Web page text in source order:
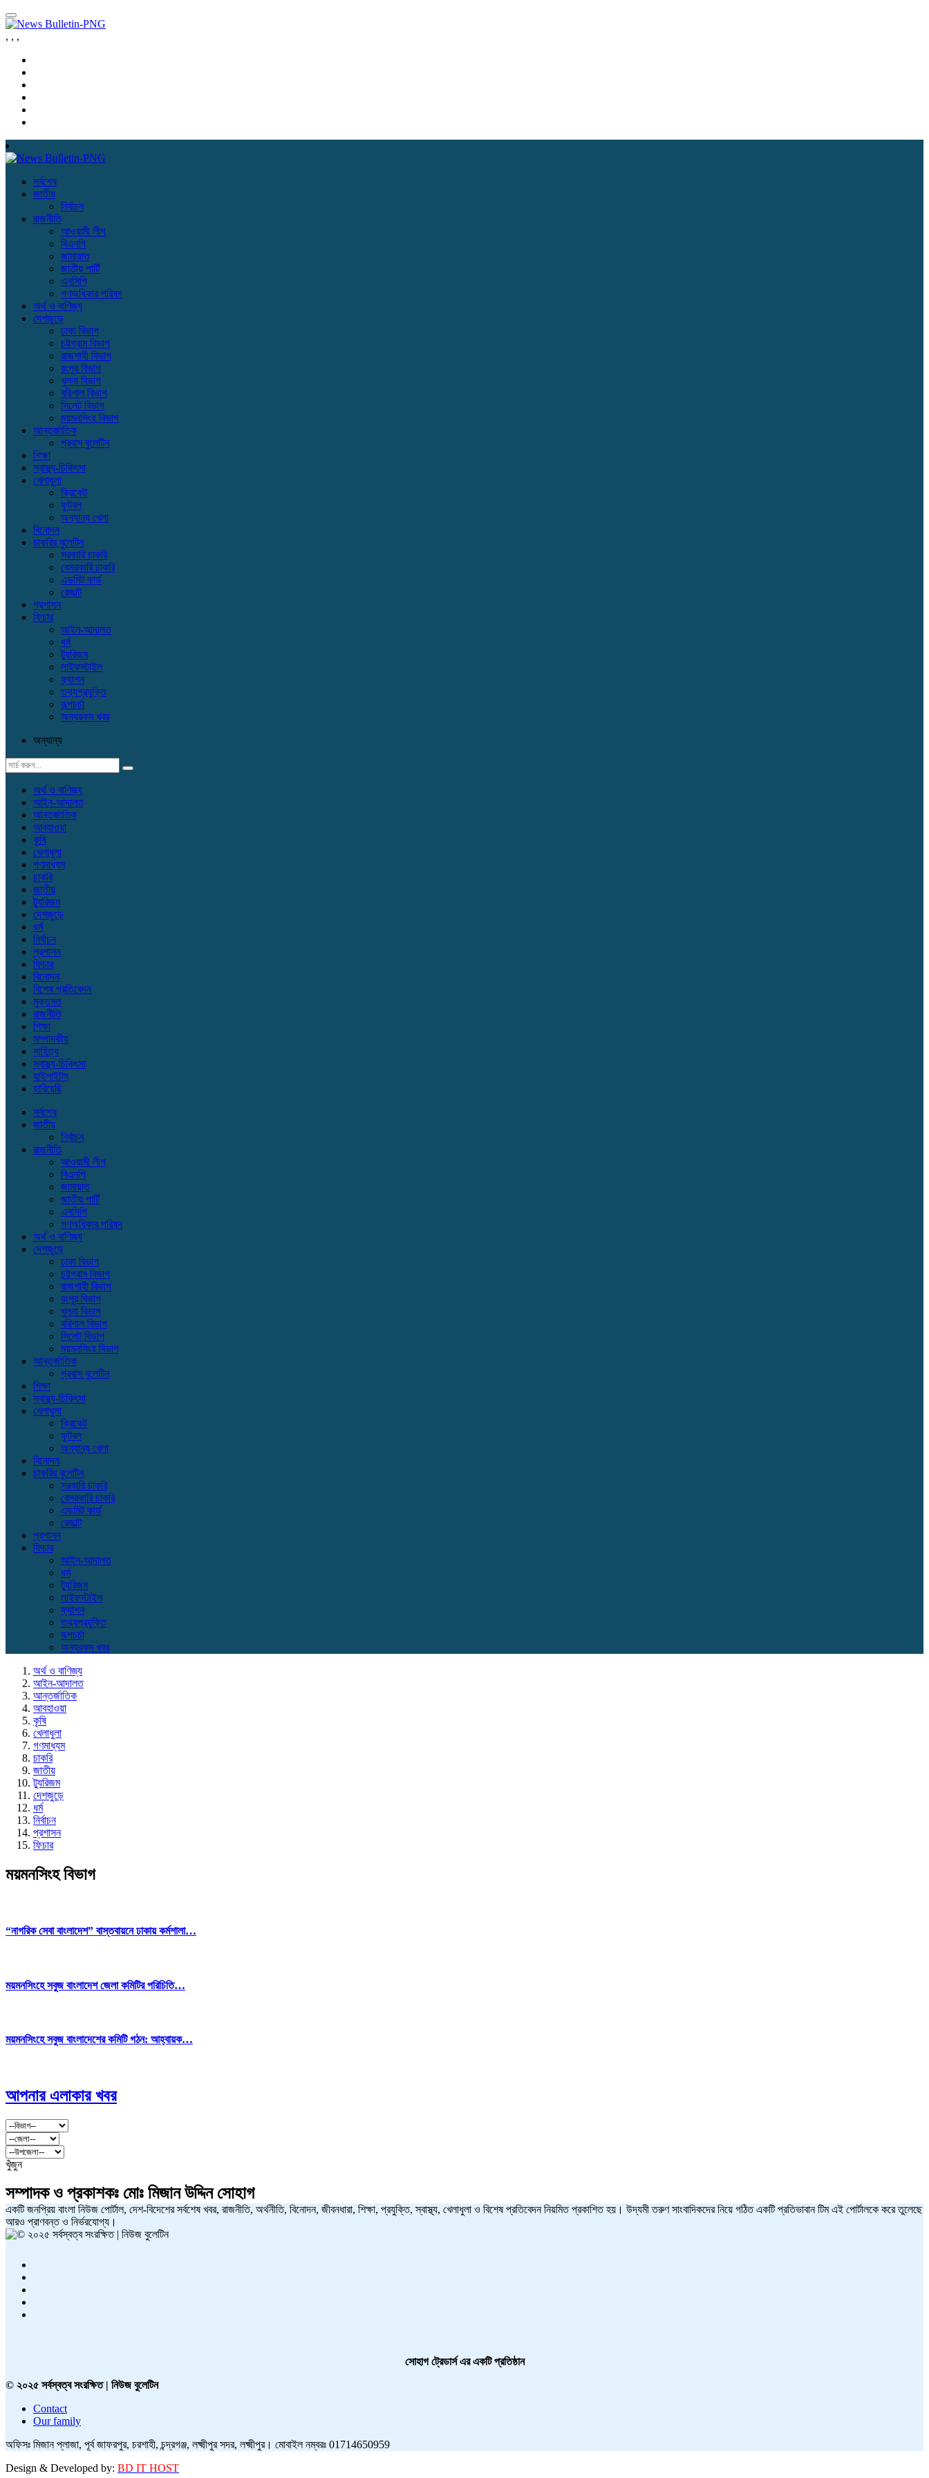
, , ,
সর্বশেষ
জাতীয়
নির্বাচন
রাজনীতি
আওয়ামী লীগ
বিএনপি
জামায়াত
জাতীয় পার্টি
এনসিপি
গণঅধিকার পরিষদ
অর্থ ও বাণিজ্য
দেশজুড়ে
ঢাকা বিভাগ
চট্টগ্রাম বিভাগ
রাজশাহী বিভাগ
রংপুর বিভাগ
খুলনা বিভাগ
বরিশাল বিভাগ
সিলেট বিভাগ
ময়মনসিংহ বিভাগ
আন্তর্জাতিক
প্রবাস বুলেটিন
শিক্ষা
স্বাস্থ্য-চিকিৎসা
খেলাধুলা
ক্রিকেট
ফুটবল
অন্যান্য খেলা
বিনোদন
চাকরির বুলেটিন
সরকারি চাকরি
বেসরকারি চাকরি
এডমিট কার্ড
রেজাল্ট
প্রশাসন
ফিচার
আইন-আদালত
ধর্ম
ট্যুরিজম
লাইফস্টাইল
ফ্যাশন
তথ্যপ্রযুক্তি
রূপচর্চা
অন্যরকম খবর
অন্যান্য
অর্থ ও বাণিজ্য
আইন-আদালত
আন্তর্জাতিক
আবহাওয়া
কৃষি
খেলাধুলা
গণমাধ্যম
চাকরি
জাতীয়
ট্যুরিজম
দেশজুড়ে
ধর্ম
নির্বাচন
প্রশাসন
ফিচার
বিনোদন
বিশেষ প্রতিবেদন
মুক্তমত
রাজনীতি
শিক্ষা
সম্পাদকীয়
সাহিত্য
স্বাস্থ্য-চিকিৎসা
হাইলাইটস
হারিয়েছি
সর্বশেষ
জাতীয়
নির্বাচন
রাজনীতি
আওয়ামী লীগ
বিএনপি
জামায়াত
জাতীয় পার্টি
এনসিপি
গণঅধিকার পরিষদ
অর্থ ও বাণিজ্য
দেশজুড়ে
ঢাকা বিভাগ
চট্টগ্রাম বিভাগ
রাজশাহী বিভাগ
রংপুর বিভাগ
খুলনা বিভাগ
বরিশাল বিভাগ
সিলেট বিভাগ
ময়মনসিংহ বিভাগ
আন্তর্জাতিক
প্রবাস বুলেটিন
শিক্ষা
স্বাস্থ্য-চিকিৎসা
খেলাধুলা
ক্রিকেট
ফুটবল
অন্যান্য খেলা
বিনোদন
চাকরির বুলেটিন
সরকারি চাকরি
বেসরকারি চাকরি
এডমিট কার্ড
রেজাল্ট
প্রশাসন
ফিচার
আইন-আদালত
ধর্ম
ট্যুরিজম
লাইফস্টাইল
ফ্যাশন
তথ্যপ্রযুক্তি
রূপচর্চা
অন্যরকম খবর
অর্থ ও বাণিজ্য
আইন-আদালত
আন্তর্জাতিক
আবহাওয়া
কৃষি
খেলাধুলা
গণমাধ্যম
চাকরি
জাতীয়
ট্যুরিজম
দেশজুড়ে
ধর্ম
নির্বাচন
প্রশাসন
ফিচার
ময়মনসিংহ বিভাগ
“নাগরিক সেবা বাংলাদেশ” বাস্তবায়নে ঢাকায় কর্মশালা…
ময়মনসিংহে সবুজ বাংলাদেশ জেলা কমিটির পরিচিতি…
ময়মনসিংহে সবুজ বাংলাদেশের কমিটি গঠন: আহ্বায়ক…
আপনার এলাকার খবর
খুঁজুন
সম্পাদক ও প্রকাশকঃ মোঃ মিজান উদ্দিন সোহাগ
একটি জনপ্রিয় বাংলা নিউজ পোর্টাল, দেশ-বিদেশের সর্বশেষ খবর, রাজনীতি, অর্থনীতি, বিনোদন, জীবনধারা, শিক্ষা, প্রযুক্তি, স্বাস্থ্য, খেলাধুলা ও বিশেষ প্রতিবেদন নিয়মিত প্রকাশিত হয়। উদ্যমী তরুণ সাংবাদিকদের নিয়ে গঠিত একটি প্রতিভাবান টিম এই পোর্টালকে করে তুলেছে
আরও প্রাণবন্ত ও নির্ভরযোগ্য।
সোহাগ ট্রেডার্স এর একটি প্রতিষ্ঠান
© ২০২৫ সর্বস্বত্ব সংরক্ষিত | নিউজ বুলেটিন
Contact
Our family
অফিসঃ মিজান প্লাজা, পূর্ব জাফরপুর, চরশাহী, চন্দ্রগঞ্জ, লক্ষ্মীপুর সদর, লক্ষ্মীপুর। মোবাইল নম্বরঃ 01714650959
Design & Developed by: BD IT HOST